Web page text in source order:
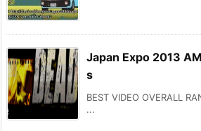
Japan Expo 2013
s
BEST VIDEO OVERALL
...